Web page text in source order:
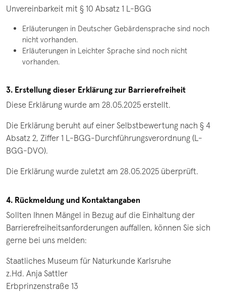
Unvereinbarkeit mit § 10 Absatz 1 L-BGG
Erläuterungen in Deutscher Gebärdensprache sind noch
nicht vorhanden.
Erläuterungen in Leichter Sprache sind noch nicht
vorhanden.
3. Erstellung dieser Erklärung zur Barrierefreiheit
Diese Erklärung wurde am 28.05.2025 erstellt.
Die Erklärung beruht auf einer Selbstbewertung nach § 4
Absatz 2, Ziffer 1 L-BGG-Durchführungsverordnung (L-
BGG-DVO).
Die Erklärung wurde zuletzt am 28.05.2025 überprüft.
4. Rückmeldung und Kontaktangaben
Sollten Ihnen Mängel in Bezug auf die Einhaltung der
Barrierefreiheitsanforderungen auffallen, können Sie sich
gerne bei uns melden:
Staatliches Museum für Naturkunde Karlsruhe
z.Hd. Anja Sattler
Erbprinzenstraße 13